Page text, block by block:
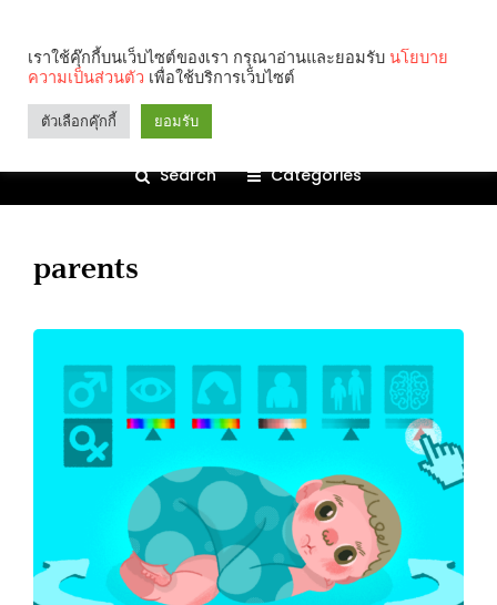
Search Categories
parents
เราใช้คุ๊กกี้บนเว็บไซต์ของเรา กรุณาอ่านและยอมรับ นโยบาย
ความเป็นส่วนตัว เพื่อใช้บริการเว็บไซต์
ตัวเลือกคุ๊กกี้ ยอมรับ